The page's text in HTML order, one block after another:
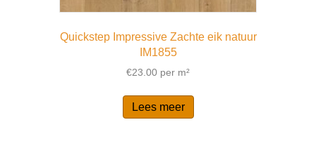
Quickstep Impressive Zachte eik natuur
IM1855
€23.00 per m²
Lees meer